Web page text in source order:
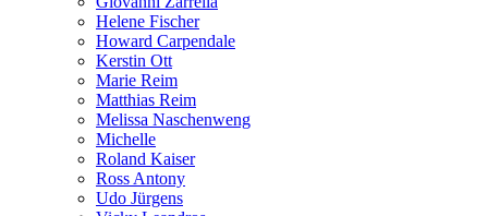
Helene Fischer
Howard Carpendale
Kerstin Ott
Marie Reim
Matthias Reim
Melissa Naschenweng
Michelle
Roland Kaiser
Ross Antony
Udo Jürgens